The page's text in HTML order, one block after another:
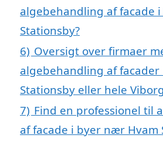
algebehandling af facade i
Stationsby?
6) Oversigt over firmaer
algebehandling af facader
Stationsby eller hele
7) Find en professionel til
af facade i byer nær Hvam